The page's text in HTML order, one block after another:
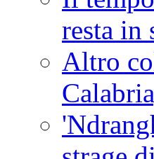
resta in
Altro